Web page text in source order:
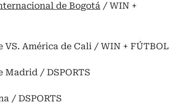
de Bogotá / WIN +
VS. América de Cali / WIN + FÚTBOL
Madrid / DSPORTS
/ DSPORTS